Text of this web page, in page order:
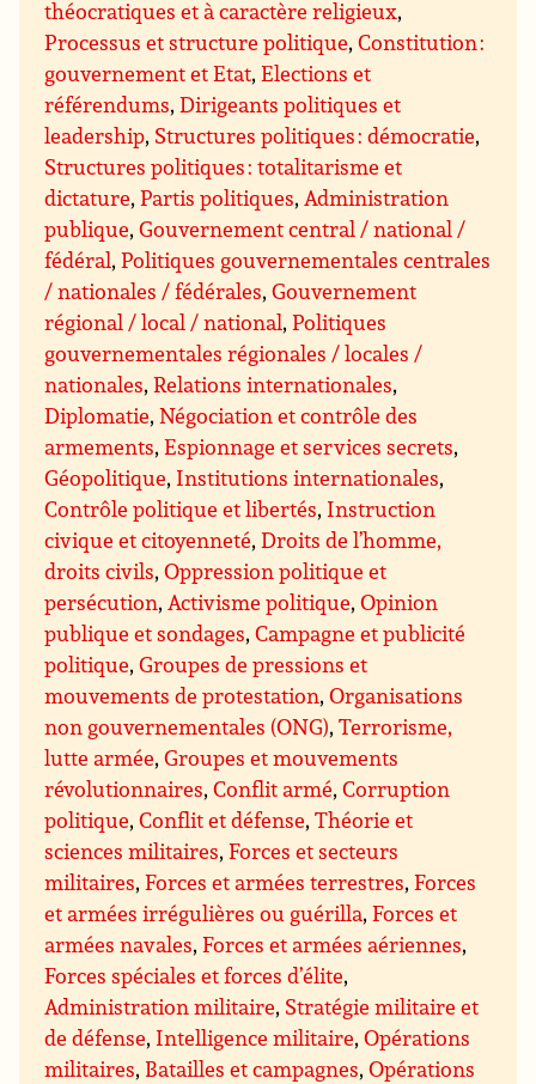
théocratiques et à caractère religieux,
Processus et structure politique,Constitution :
gouvernement et Etat,Elections et
référendums,Dirigeants politiques et
leadership, Structures politiques : démocratie,
Structures politiques : totalitarisme et
dictature,Partis politiques,Administration
publique,Gouvernement central / national /
fédéral,Politiques gouvernementales centrales
/ nationales / fédérales,Gouvernement
régional / local / national,Politiques
gouvernementales régionales / locales /
nationales,Relations internationales,
Diplomatie,Négociation et contrôle des
armements,Espionnage et services secrets,
Géopolitique, Institutions internationales,
Contrôle politique et libertés, Instruction
civique et citoyenneté,Droits de l’homme,
droits civils,Oppression politique et
persécution,Activisme politique,Opinion
publique et sondages,Campagne et publicité
politique,Groupes de pressions et
mouvements de protestation,Organisations
non gouvernementales (ONG),Terrorisme,
lutte armée,Groupes et mouvements
révolutionnaires,Conflit armé,Corruption
politique,Conflit et défense,Théorie et
sciences militaires,Forces et secteurs
militaires,Forces et armées terrestres,Forces
et armées irrégulières ou guérilla,Forces et
armées navales,Forces et armées aériennes,
Forces spéciales et forces d’élite,
Administration militaire, Stratégie militaire et
de défense, Intelligence militaire,Opérations
militaires, Batailles et campagnes,Opérations